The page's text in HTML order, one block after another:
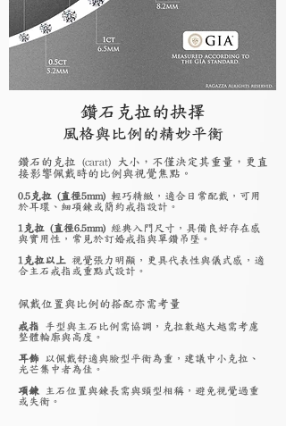
鑽石克拉的抉擇
風格與比例的精妙平衡
鑽石的克拉 (carat) 大小，不僅決定其重量，更直
接影響佩戴時的比例與視覺焦點。
0.5克拉 (直徑5mm) 輕巧精緻，適合日常配戴，可用
於耳環、細項鍊或簡約戒指設計。
1克拉 (直徑6.5mm) 經典入門尺寸，具備良好存在感
與實用性，常見於訂婚戒指與單鑽吊墜。
1克拉以上 視覺張力明顯，更具代表性與儀式感，適
合主石戒指或重點式設計。
佩戴位置與比例的搭配亦需考量
戒指 手型與主石比例需協調，克拉數越大越需考慮
整體輪廓與高度。
耳飾 以佩戴舒適與臉型平衡為重，建議中小克拉、
光芒集中者為佳。
項鍊 主石位置與鍊長需與頸型相稱，避免視覺過重
或失衡。